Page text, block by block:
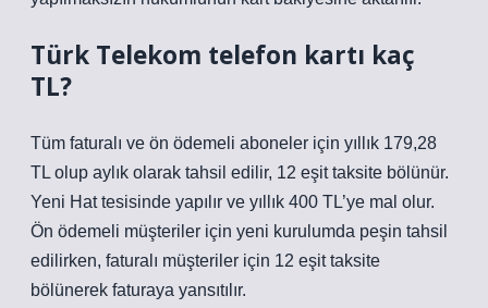
Türk Telekom telefon kartı kaç
TL?
Tüm faturalı ve ön ödemeli aboneler için yıllık 179,28
TL olup aylık olarak tahsil edilir, 12 eşit taksite bölünür.
Yeni Hat tesisinde yapılır ve yıllık 400 TL’ye mal olur.
Ön ödemeli müşteriler için yeni kurulumda peşin tahsil
edilirken, faturalı müşteriler için 12 eşit taksite
bölünerek faturaya yansıtılır.